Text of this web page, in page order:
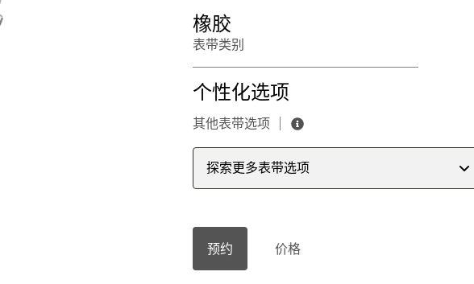
橡胶
表带类别
个性化选项
其他表带选项
探索更多表带选项
预约 价格